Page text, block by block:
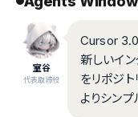
室谷
代表取締役
Cursor
新しいイ
をリポジ
よりシン